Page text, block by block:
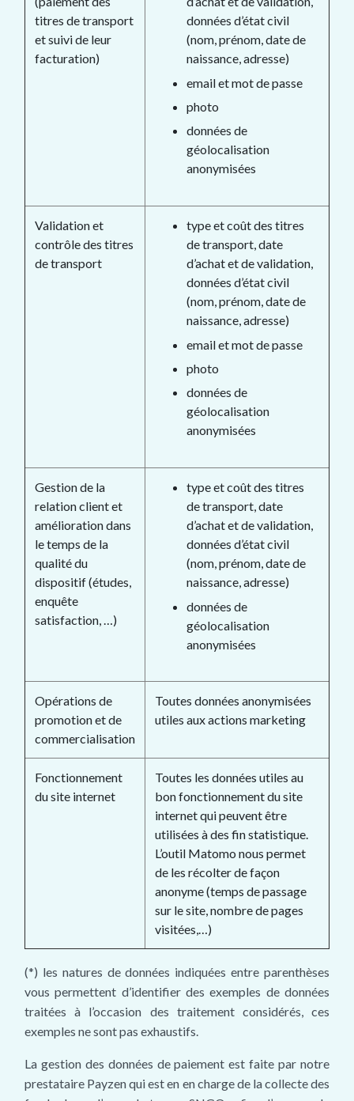
titres de transport
et suivi de leur
facturation)
données d’état civil
(nom, prénom, date de
naissance, adresse)
email et mot de passe
photo
données de
géolocalisation
anonymisées
Validation et
contrôle des titres
de transport
type et coût des titres
de transport, date
d’achat et de validation,
données d’état civil
(nom, prénom, date de
naissance, adresse)
email et mot de passe
photo
données de
géolocalisation
anonymisées
Gestion de la
relation client et
amélioration dans
le temps de la
qualité du
dispositif (études,
enquête
satisfaction, …)
type et coût des titres
de transport, date
d’achat et de validation,
données d’état civil
(nom, prénom, date de
naissance, adresse)
données de
géolocalisation
anonymisées
Opérations de
promotion et de
commercialisation
Toutes données anonymisées
utiles aux actions marketing
Fonctionnement
du site internet
Toutes les données utiles au
bon fonctionnement du site
internet qui peuvent être
utilisées à des fin statistique.
L’outil Matomo nous permet
de les récolter de façon
anonyme (temps de passage
sur le site, nombre de pages
visitées,…)
(*) les natures de données indiquées entre parenthèses
vous permettent d’identifier des exemples de données
traitées à l’occasion des traitement considérés, ces
exemples ne sont pas exhaustifs.
La gestion des données de paiement est faite par notre
prestataire Payzen qui est en en charge de la collecte des